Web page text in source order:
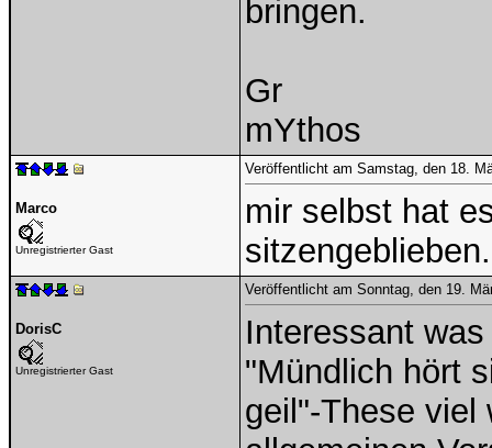
bringen.
Gr
mYthos
Marco
Unregistrierter Gast
Veröffentlicht am Samstag, den 18.
mir selbst hat
sitzengeblieben.
DorisC
Unregistrierter Gast
Veröffentlicht am Sonntag, den 19.
Interessant
"Mündlich hört
geil"-These viel